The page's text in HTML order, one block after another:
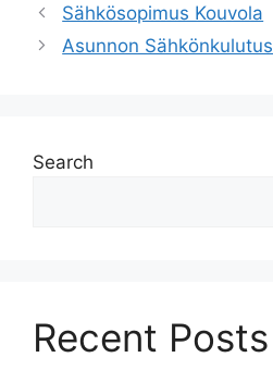
Sähkösopimus Kouvola
Asunnon Sähkönkulutus
Search
Recent Posts